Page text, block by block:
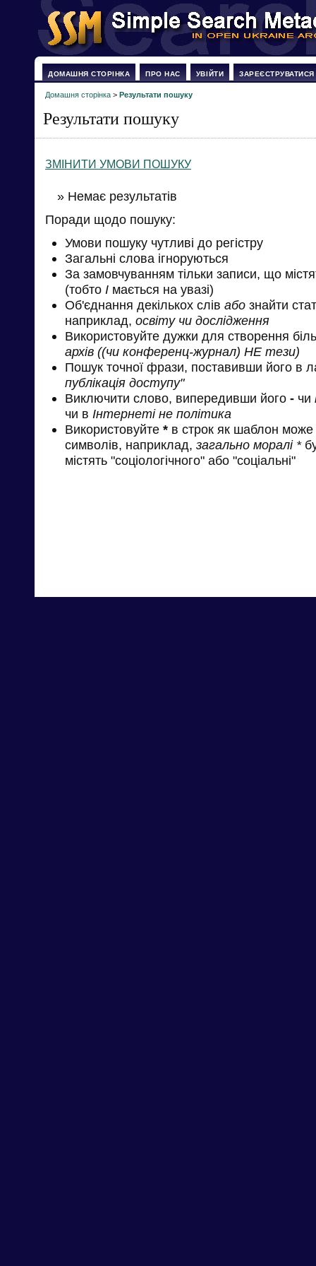
ДОМАШНЯ СТОРІНКА ПРО НАС УВІЙТИ ЗАРЕЄСТРУВАТИСЯ
Домашня сторінка > Результати пошуку
Результати пошуку
ЗМІНИТИ УМОВИ ПОШУКУ
» Немає результатів
Поради щодо пошуку:
Умови пошуку чутливі до регістру
Загальні слова ігноруються
За замовчуванням тільки записи, що
(тобто І мається на увазі)
Об'єднання декількох слів або знайти
наприклад, освіту чи дослідження
Використовуйте дужки для створення
архів ((чи конференц-журнал) НЕ тези)
Пошук точної фрази, поставивши його в
публікація доступу"
Виключити слово, випередивши його - чи
чи в Інтернеті не політика
Використовуйте * в строк як шаблон може
символів, наприклад, загально моралі *
містять "соціологічного" або "соціальні"